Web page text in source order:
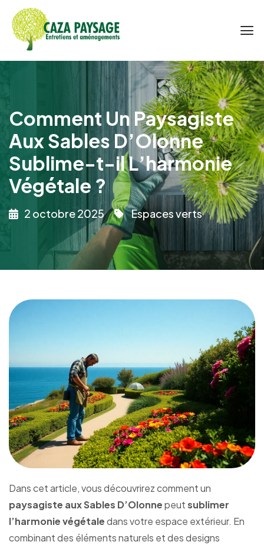
Comment Un Paysagiste
Aux Sables D’Olonne
Sublime-t-il L’harmonie
Végétale ?
2 octobre 2025 Espaces verts
Dans cet article, vous découvrirez comment un
paysagiste aux Sables D’Olonnepeutsublimer
l’harmonie végétaledans votre espace extérieur. En
combinant des éléments naturels et des designs